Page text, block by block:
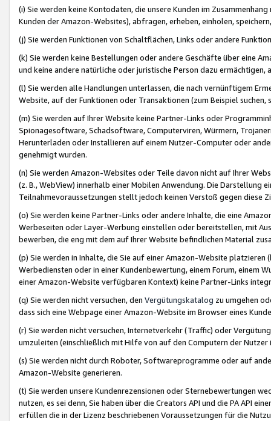
(i) Sie werden keine Kontodaten, die unsere Kunden im
Kunden der Amazon-Websites), abfragen, erheben, einholen,
(j) Sie werden Funktionen von Schaltflächen, Links oder andere
(k) Sie werden keine Bestellungen oder andere Geschäfte über eine
und keine andere natürliche oder juristische Person dazu
(l) Sie werden alle Handlungen unterlassen, die nach vernünftigem
Website, auf der Funktionen oder Transaktionen (zum Beispiel
(m) Sie werden auf Ihrer Website keine Partner-Links oder
Spionagesoftware, Schadsoftware, Computerviren, Würmern,
Herunterladen oder Installieren auf einem Nutzer-Computer oder
genehmigt wurden.
(n) Sie werden Amazon-Websites oder Teile davon nicht auf Ihrer
(z. B., WebView) innerhalb einer Mobilen Anwendung. Die Darstellung
Teilnahmevoraussetzungen stellt jedoch keinen Verstoß gegen diese
(o) Sie werden keine Partner-Links oder andere Inhalte, die eine
Werbeseiten oder Layer-Werbung einstellen oder bereitstellen, mit
bewerben, die eng mit dem auf Ihrer Website befindlichen Material
(p) Sie werden in Inhalte, die Sie auf einer Amazon-Website
Werbediensten oder in einer Kundenbewertung, einem Forum, einem
einer Amazon-Website verfügbaren Kontext) keine Partner-Links
(q) Sie werden nicht versuchen, den Vergütungskatalog zu umgehen
dass sich eine Webpage einer Amazon-Website im Browser eines
(r) Sie werden nicht versuchen, Internetverkehr (Traffic) oder
umzuleiten (einschließlich mit Hilfe von auf den Computern der
(s) Sie werden nicht durch Roboter, Softwareprogramme oder auf
Amazon-Website generieren.
(t) Sie werden unsere Kundenrezensionen oder Sternebewertungen
nutzen, es sei denn, Sie haben über die Creators API und die PA API
erfüllen die in der Lizenz beschriebenen Voraussetzungen für die